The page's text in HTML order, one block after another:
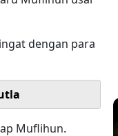
dengan para
Muflihun.